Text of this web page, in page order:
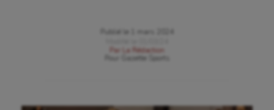
Publié le
1 mars 2024
Par
La Rédaction
Gazette Sports